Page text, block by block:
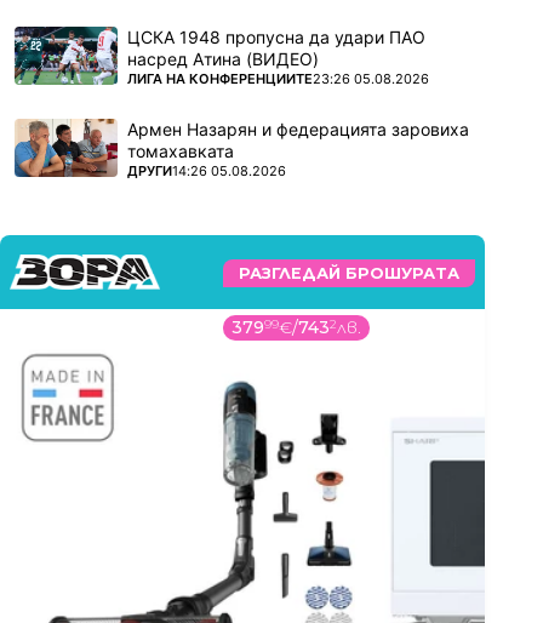
ЦСКА 1948 пропусна да удари ПАО
насред Атина (ВИДЕО)
ПОВЕЧЕ ОТ
ЛИГА НА КОНФЕРЕНЦИИТЕ23:26 05.08.2026
Армен Назарян и федерацията заровиха
томахавката
ПОВЕЧЕ ОТ
ДРУГИ14:26 05.08.2026
РАЗГЛЕДАЙ БРОШУРАТА
37999€/7432лв.